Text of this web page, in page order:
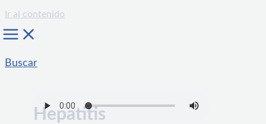
Ir al contenido
Buscar
Hepatitis